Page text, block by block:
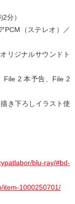
分）
PCM（ステレオ）／
リジナルサウンドト
File 2 本予告、File 2
き下ろしイラスト使
blu-ray/#bd-
item-1000250701/